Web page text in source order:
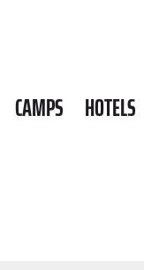
CAMPS HOTELS